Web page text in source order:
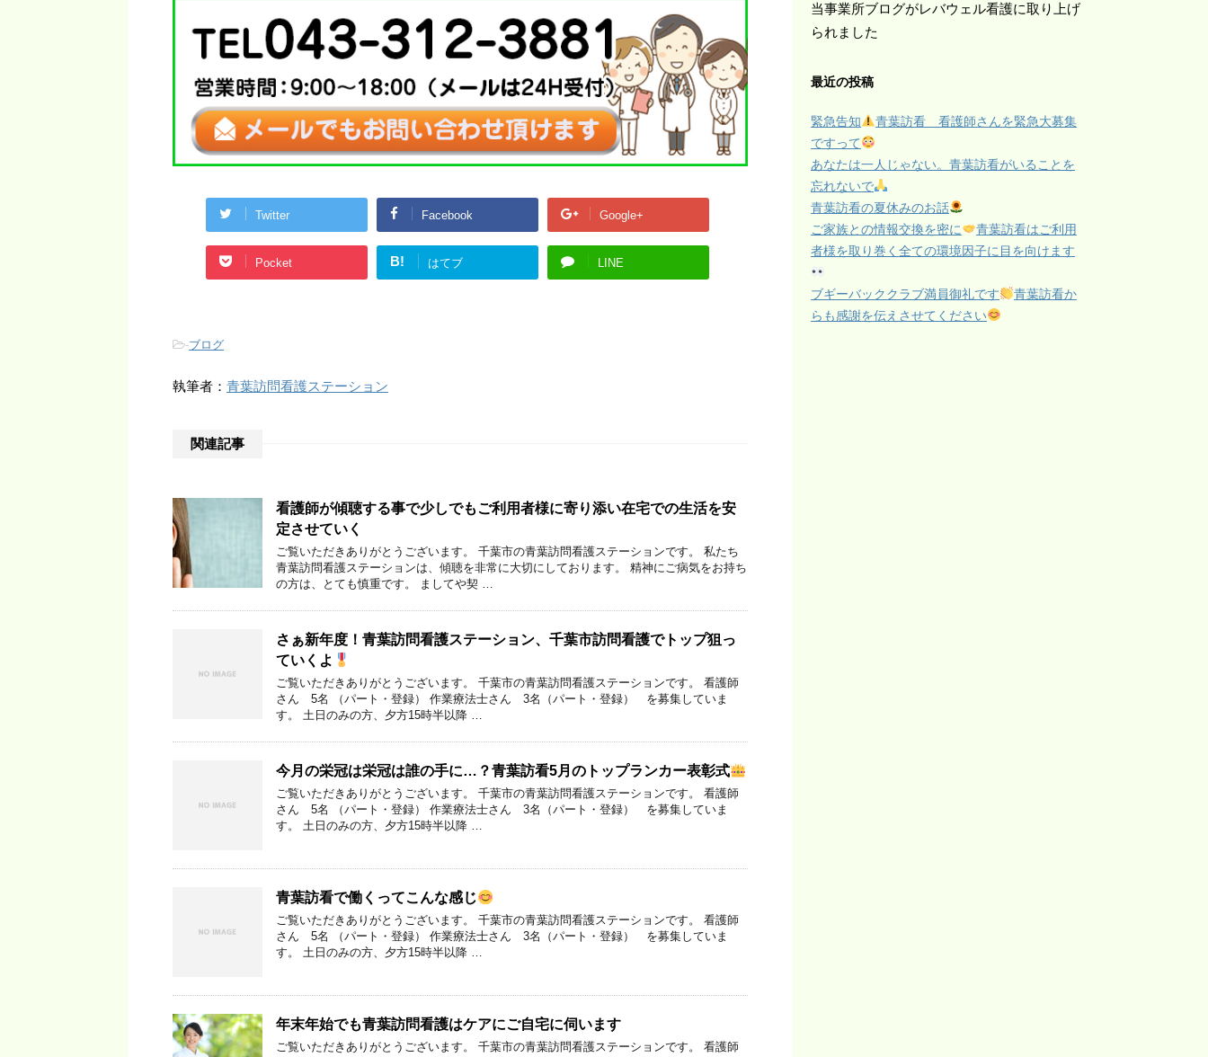
Twitter Facebook Google+
Pocket B! はてブ LINE
-ブログ
執筆者： 青葉訪問看護ステーション
関連記事
看護師が傾聴する事で少しでもご利用者様に寄り添い在宅での生活を安
定させていく
ご覧いただきありがとうございます。 千葉市の青葉訪問看護ステーションです。 私たち
青葉訪問看護ステーションは、傾聴を非常に大切にしております。 精神にご病気をお持ち
の方は、とても慎重です。 ましてや契 …
さぁ新年度！青葉訪問看護ステーション、千葉市訪問看護でトップ狙っ
ていくよ
ご覧いただきありがとうございます。 千葉市の青葉訪問看護ステーションです。 看護師
さん 5名 （パート・登録） 作業療法士さん 3名（パート・登録） を募集していま
す。 土日のみの方、夕方15時半以降 …
今月の栄冠は栄冠は誰の手に…？青葉訪看5月のトップランカー表彰式
ご覧いただきありがとうございます。 千葉市の青葉訪問看護ステーションです。 看護師
さん 5名 （パート・登録） 作業療法士さん 3名（パート・登録） を募集していま
す。 土日のみの方、夕方15時半以降 …
青葉訪看で働くってこんな感じ
ご覧いただきありがとうございます。 千葉市の青葉訪問看護ステーションです。 看護師
さん 5名 （パート・登録） 作業療法士さん 3名（パート・登録） を募集していま
す。 土日のみの方、夕方15時半以降 …
年末年始でも青葉訪問看護はケアにご自宅に伺います
ご覧いただきありがとうございます。 千葉市の青葉訪問看護ステーションです。 看護師
当事業所ブログがレバウェル看護に取り上げ
られました
最近の投稿
緊急告知
青葉訪看 看護師さんを緊急大募集
ですって
あなたは一人じゃない。青葉訪看がいることを
忘れないで
青葉訪看の夏休みのお話
ご家族との情報交換を密に
青葉訪看はご利用
者様を取り巻く全ての環境因子に目を向けます
ブギーバッククラブ満員御礼です
青葉訪看か
らも感謝を伝えさせてください